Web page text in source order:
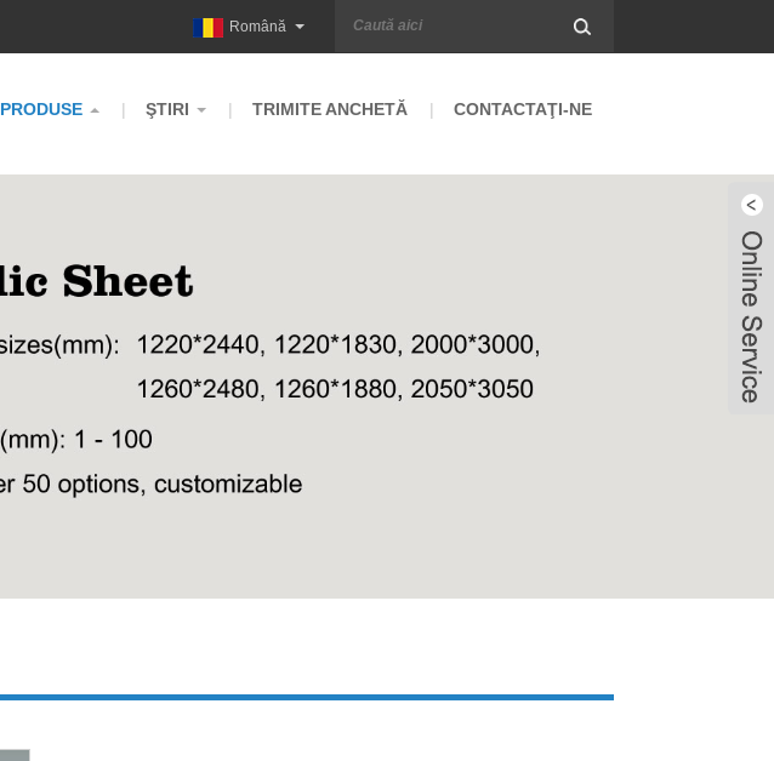
Română
PRODUSE ŞTIRI TRIMITE ANCHETĂ CONTACTAŢI-NE